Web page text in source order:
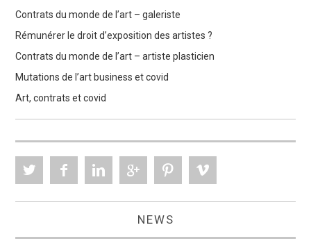
Contrats du monde de l’art – galeriste
Rémunérer le droit d’exposition des artistes ?
Contrats du monde de l’art – artiste plasticien
Mutations de l’art business et covid
Art, contrats et covid
NEWS